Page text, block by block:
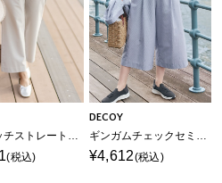
ストレッチストレートパンツ【接触冷感・後ろウエストゴム】
(税込)
DECOY
ギンガムチェックセミワイドキュロットパンツ【後ろウエストゴム】
¥4,612(税込)